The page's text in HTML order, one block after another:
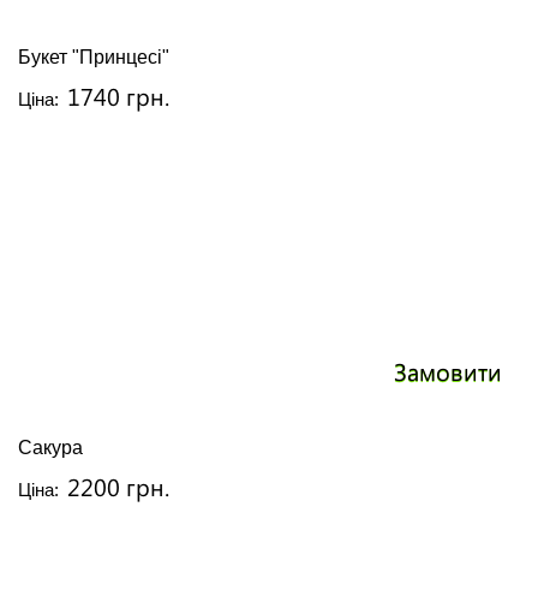
Букет "Принцесі"
Ціна: 1740 грн.
Замовити
Сакура
Ціна: 2200 грн.